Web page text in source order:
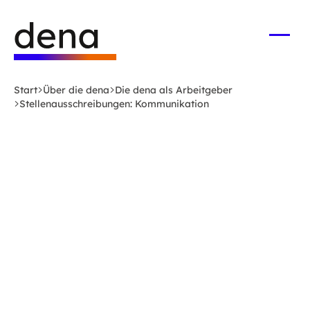
Hauptinhalt
springen
Deutsche
Energie-
Agentur
-
Start Über die dena Die dena als Arbeitgeber
Stellenausschreibungen: Kommunikation